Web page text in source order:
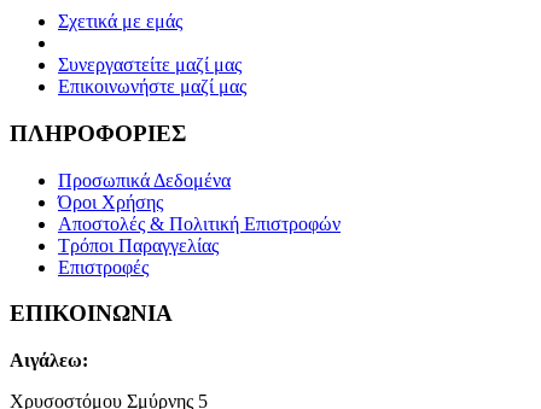
Σχετικά με εμάς
Συνεργαστείτε μαζί μας
Επικοινωνήστε μαζί μας
ΠΛΗΡΟΦΟΡΙΕΣ
Προσωπικά Δεδομένα
Όροι Χρήσης
Αποστολές & Πολιτική Επιστροφών
Τρόποι Παραγγελίας
Επιστροφές
ΕΠΙΚΟΙΝΩΝΙΑ
Αιγάλεω:
Χρυσοστόμου Σμύρνης 5